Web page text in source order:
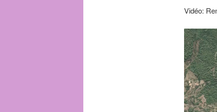
Vidéo:
Lecteur
vidéo